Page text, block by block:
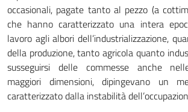
occasionali, pagate tanto al pezzo (a
che hanno caratterizzato una intera
lavoro agli albori dell’industrializzazione,
della produzione, tanto agricola quanto
susseguirsi delle commesse anche
maggiori dimensioni, dipingevano un
caratterizzato dalla instabilità